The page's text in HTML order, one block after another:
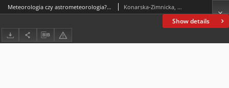
Show details
Meteorologia czy astrometeorologia? Rozważania na marginesie książki Anny Lawrence-Mathers Medieval Meteorology: Forecastingthe Weather from Aristotle to the Almanac, Cambridge:Cambridge University Press, 2020, 296 ss. Konarska-Zimnicka, Sylwia